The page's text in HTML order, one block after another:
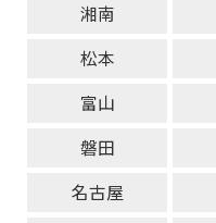
湘南
松本
富山
磐田
名古屋